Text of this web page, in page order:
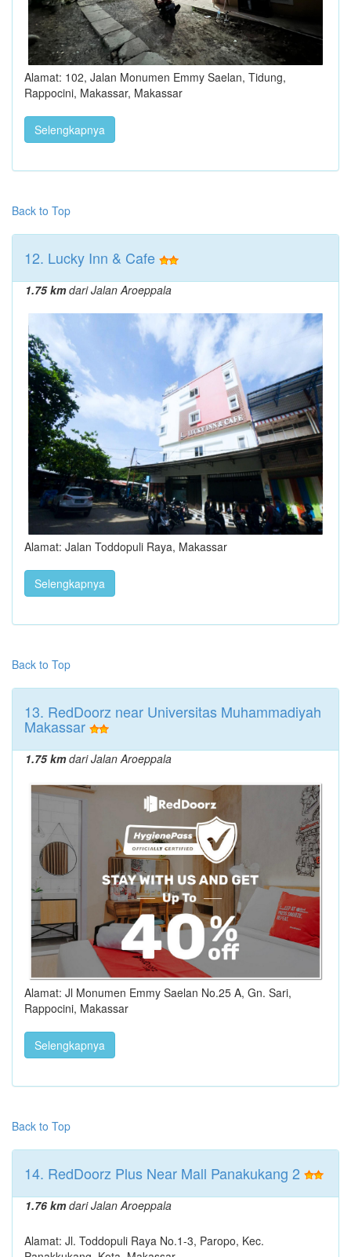
Alamat: 102, Jalan Monumen Emmy Saelan, Tidung,
Rappocini, Makassar, Makassar
Selengkapnya
Back to Top
12. Lucky Inn & Cafe
1.75 kmdari Jalan Aroeppala
Alamat: Jalan Toddopuli Raya, Makassar
Selengkapnya
Back to Top
13. RedDoorz near Universitas Muhammadiyah
Makassar
1.75 kmdari Jalan Aroeppala
Alamat: Jl Monumen Emmy Saelan No.25 A, Gn. Sari,
Rappocini, Makassar
Selengkapnya
Back to Top
14. RedDoorz Plus Near Mall Panakukang 2
1.76 kmdari Jalan Aroeppala
Alamat: Jl. Toddopuli Raya No.1-3, Paropo, Kec.